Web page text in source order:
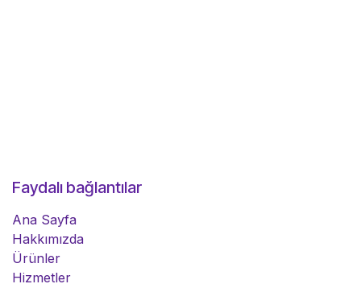
Faydalı bağlantılar
Ana Sayfa
Hakkımızda
Ürünler
Hizmetler